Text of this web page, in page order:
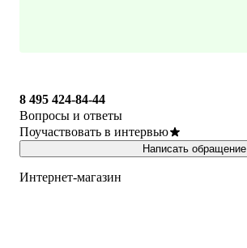
8 495 424-84-44
Вопросы и ответы
Поучаствовать в интервью
Написать обращение
Интернет-магазин